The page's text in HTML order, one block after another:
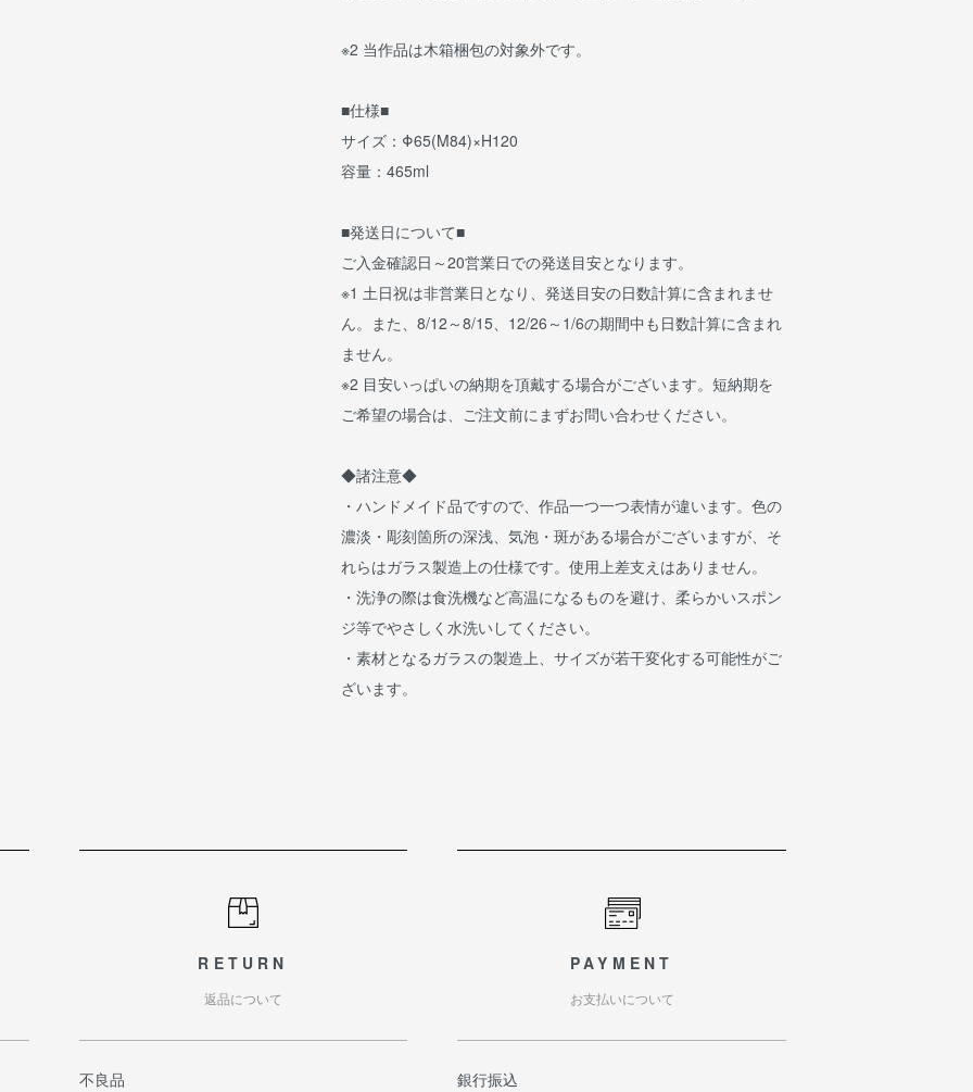
※2 当作品は木箱梱包の対象外です。
■仕様■
サイズ：Φ65(M84)×H120
容量：465ml
■発送日について■
ご入金確認日～20営業日での発送目安となります。
※1 土日祝は非営業日となり、発送目安の日数計算に含まれませ
ん。また、8/12～8/15、12/26～1/6の期間中も日数計算に含まれ
ません。
※2 目安いっぱいの納期を頂戴する場合がございます。短納期を
ご希望の場合は、ご注文前にまずお問い合わせください。
◆諸注意◆
・ハンドメイド品ですので、作品一つ一つ表情が違います。色の
濃淡・彫刻箇所の深浅、気泡・斑がある場合がございますが、そ
れらはガラス製造上の仕様です。使用上差支えはありません。
・洗浄の際は食洗機など高温になるものを避け、柔らかいスポン
ジ等でやさしく水洗いしてください。
・素材となるガラスの製造上、サイズが若干変化する可能性がご
ざいます。
RETURN
返品について
不良品
PAYMENT
お支払いについて
銀行振込